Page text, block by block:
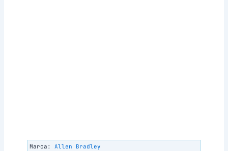
Marca: Allen Bradley